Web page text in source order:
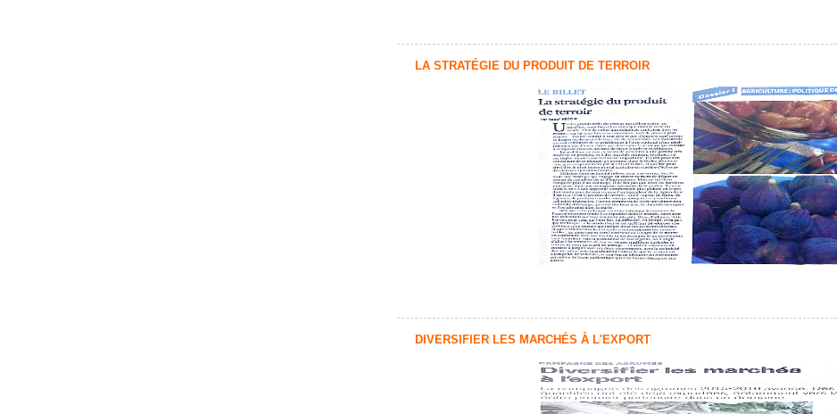
LA STRATÉGIE DU PRODUIT DE TERROIR
DIVERSIFIER LES MARCHÉS À L'EXPORT